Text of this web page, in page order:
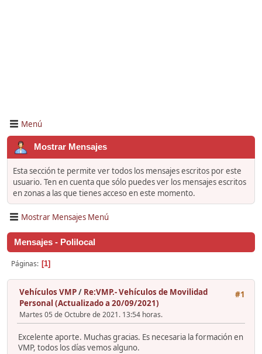
Menú
Mostrar Mensajes
Esta sección te permite ver todos los mensajes escritos por este
usuario. Ten en cuenta que sólo puedes ver los mensajes escritos
en zonas a las que tienes acceso en este momento.
Mostrar Mensajes Menú
Mensajes - Polilocal
Páginas 1
#1
Vehículos VMP/ Re:VMP.- Vehículos de Movilidad
Personal (Actualizado a 20/09/2021)
Martes 05 de Octubre de 2021. 13:54 horas.
Excelente aporte. Muchas gracias. Es necesaria la formación en
VMP, todos los días vemos alguno.